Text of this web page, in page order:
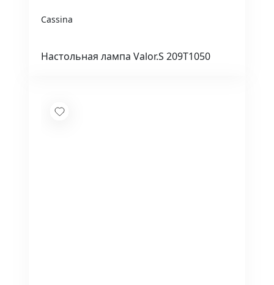
Cassina
Настольная лампа Valor.S 209T1050